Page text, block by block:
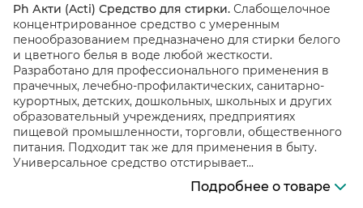
Ph Акти (Acti) Средство для стирки. Слабощелочное
концентрированное средство с умеренным
пенообразованием предназначено для стирки белого
и цветного белья в воде любой жесткости.
Разработано для профессионального применения в
прачечных, лечебно-профилактических, санитарно-
курортных, детских, дошкольных, школьных и других
образовательный учреждениях, предприятиях
пищевой промышленности, торговли, общественного
питания. Подходит так же для применения в быту.
Универсальное средство отстирывает...
Подробнее о товаре